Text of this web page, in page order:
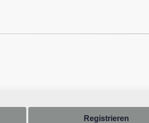
Registrieren